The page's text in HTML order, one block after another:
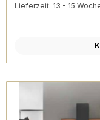
Lieferzeit: 13 - 15